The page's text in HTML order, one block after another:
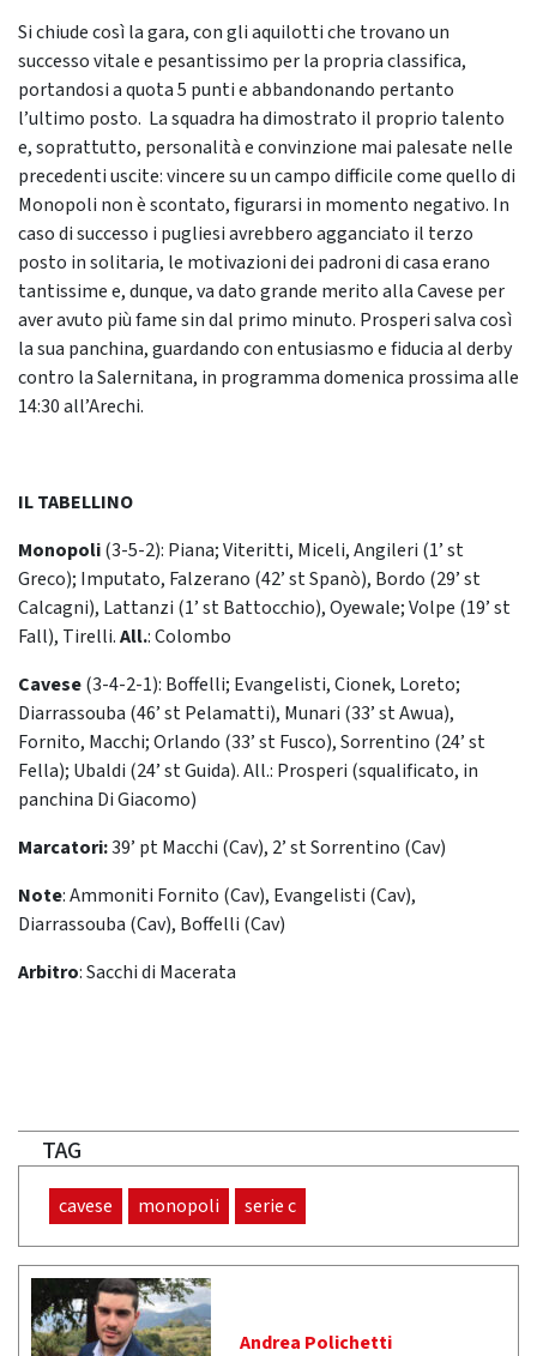
Si chiude così la gara, con gli aquilotti che trovano un
successo vitale e pesantissimo per la propria classifica,
portandosi a quota 5 punti e abbandonando pertanto
l’ultimo posto. La squadra ha dimostrato il proprio talento
e, soprattutto, personalità e convinzione mai palesate nelle
precedenti uscite: vincere su un campo difficile come quello di
Monopoli non è scontato, figurarsi in momento negativo. In
caso di successo i pugliesi avrebbero agganciato il terzo
posto in solitaria, le motivazioni dei padroni di casa erano
tantissime e, dunque, va dato grande merito alla Cavese per
aver avuto più fame sin dal primo minuto. Prosperi salva così
la sua panchina, guardando con entusiasmo e fiducia al derby
contro la Salernitana, in programma domenica prossima alle
14:30 all’Arechi.
IL TABELLINO
Monopoli(3-5-2): Piana; Viteritti, Miceli, Angileri (1’ st
Greco); Imputato, Falzerano (42’ st Spanò), Bordo (29’ st
Calcagni), Lattanzi (1’ st Battocchio), Oyewale; Volpe (19’ st
Fall), Tirelli.All.: Colombo
Cavese(3-4-2-1): Boffelli; Evangelisti, Cionek, Loreto;
Diarrassouba (46’ st Pelamatti), Munari (33’ st Awua),
Fornito, Macchi; Orlando (33’ st Fusco), Sorrentino (24’ st
Fella); Ubaldi (24’ st Guida). All.: Prosperi (squalificato, in
panchina Di Giacomo)
Marcatori:39’ pt Macchi (Cav), 2’ st Sorrentino (Cav)
Note: Ammoniti Fornito (Cav), Evangelisti (Cav),
Diarrassouba (Cav), Boffelli (Cav)
Arbitro: Sacchi di Macerata
TAG
cavese monopoli serie c
Andrea Polichetti